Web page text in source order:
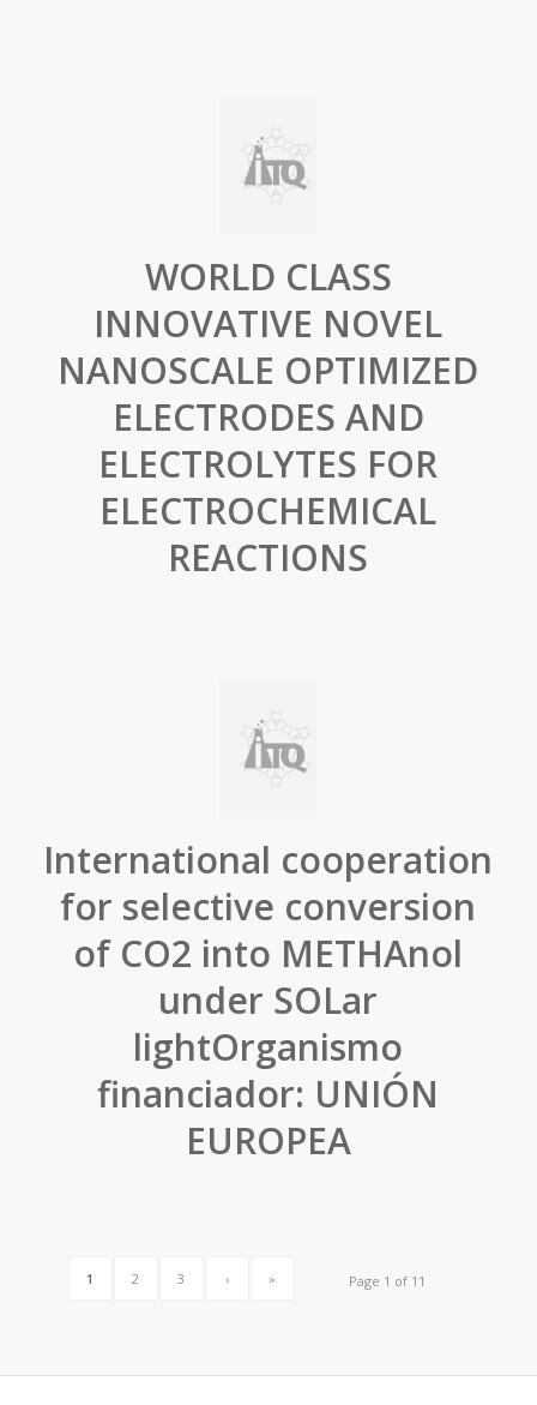
WORLD CLASS
INNOVATIVE NOVEL
NANOSCALE OPTIMIZED
ELECTRODES AND
ELECTROLYTES FOR
ELECTROCHEMICAL
REACTIONS
International cooperation
for selective conversion
of CO2 into METHAnol
under SOLar
lightOrganismo
financiador: UNIÓN
EUROPEA
Page 1 of 11
1 2 3 › »